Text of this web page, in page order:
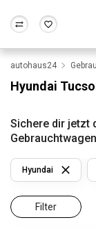
Wir bewerten dein
Frankfurt
autohaus24
Hyundai
Sichere dir jetzt
Filter
Hyundai